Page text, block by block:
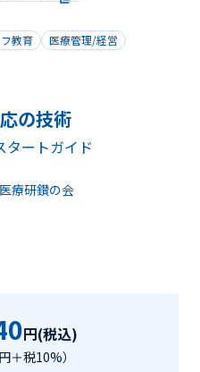
教育
医療管理/経営
の技術
タートガイド
療研鑚の会
円(税込)
＋税10%）